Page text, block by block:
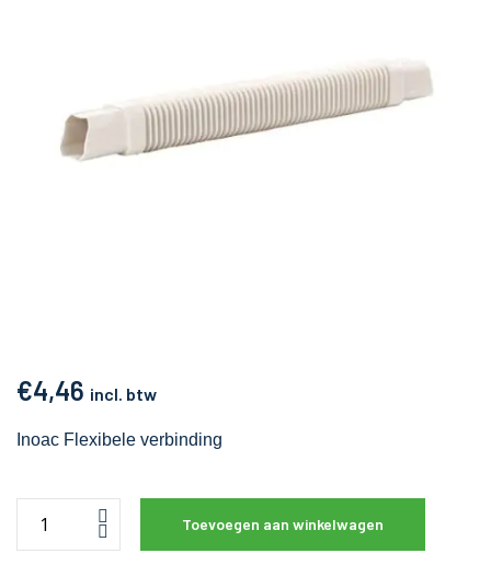
€4,46 incl. btw
Inoac Flexibele verbinding
Toevoegen aan winkelwagen